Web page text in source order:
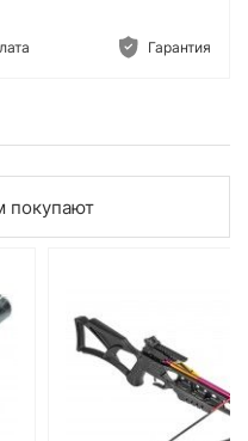
Гарантия
покупают